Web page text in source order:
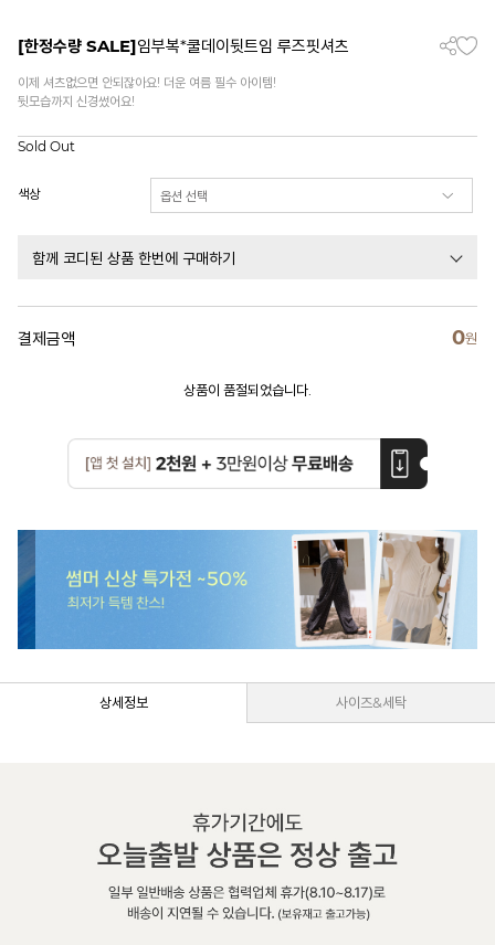
[한정수량 SALE]임부복*쿨데이뒷트임 루즈핏셔츠
이제 셔츠없으면 안되잖아요! 더운 여름 필수 아이템!
뒷모습까지 신경썼어요!
Sold Out
색상
함께 코디된 상품 한번에 구매하기
결제금액 0원
상품이 품절되었습니다.
상세정보 사이즈&세탁